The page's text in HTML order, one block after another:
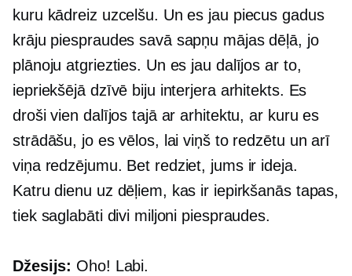
kuru kādreiz uzcelšu. Un es jau piecus gadus
krāju piespraudes savā sapņu mājas dēļā, jo
plānoju atgriezties. Un es jau dalījos ar to,
iepriekšējā dzīvē biju interjera arhitekts. Es
droši vien dalījos tajā ar arhitektu, ar kuru es
strādāšu, jo es vēlos, lai viņš to redzētu un arī
viņa redzējumu. Bet redziet, jums ir ideja.
Katru dienu uz dēļiem, kas ir iepirkšanās tapas,
tiek saglabāti divi miljoni piespraudes.
Džesijs: Oho! Labi.